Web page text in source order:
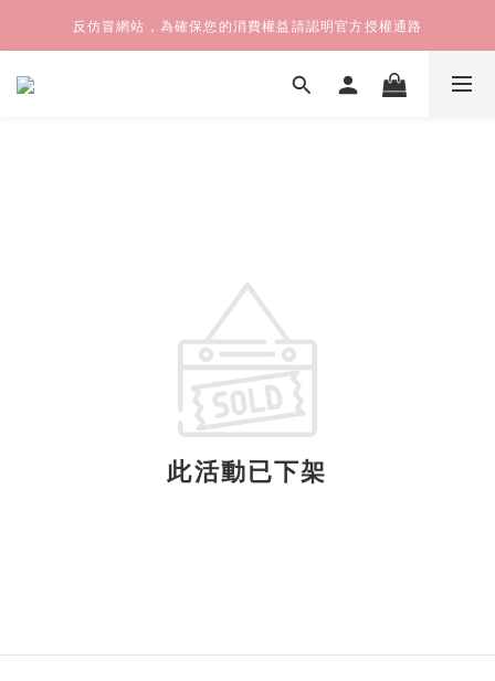
反仿冒網站，為確保您的消費權益請認明官方授權通路
此活動已下架